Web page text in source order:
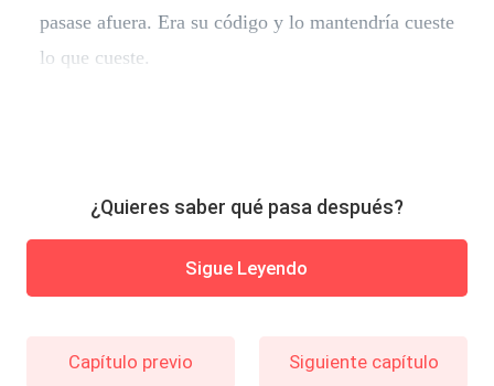
pasase afuera. Era su código y lo mantendría cueste
lo que cueste.
¿Quieres saber qué pasa después?
Sigue Leyendo
Capítulo previo Siguiente capítulo